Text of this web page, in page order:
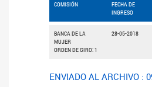
COMISIÓN
FECHA DE
INGRESO
BANCA DE LA
MUJER
ORDEN DE GIRO: 1
28-05-2018
ENVIADO AL ARCHIVO :